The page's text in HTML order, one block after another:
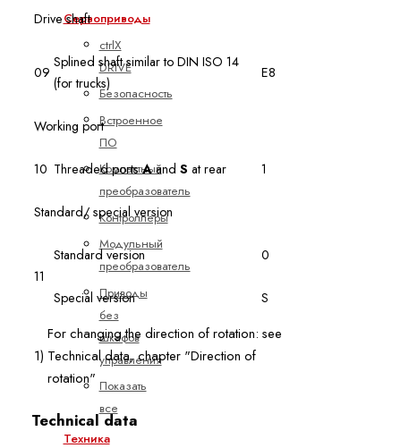
Сервоприводы
ctrlX
DRIVE
Безопасность
Встроенное
ПО
Компактный
преобразователь
Контроллеры
Модульный
преобразователь
Приводы
без
шкафов
управления
Показать
все
Техника
Drive shaft
09
Splined shaft similar to DIN ISO 14
(for trucks)
E8
Working port
10 Threaded portsAand S at rear 1
Standard/ special version
11
Standard version 0
Special version S
1)
For changing the direction of rotation: see
Technical data, chapter "Direction of
rotation"
Technical data